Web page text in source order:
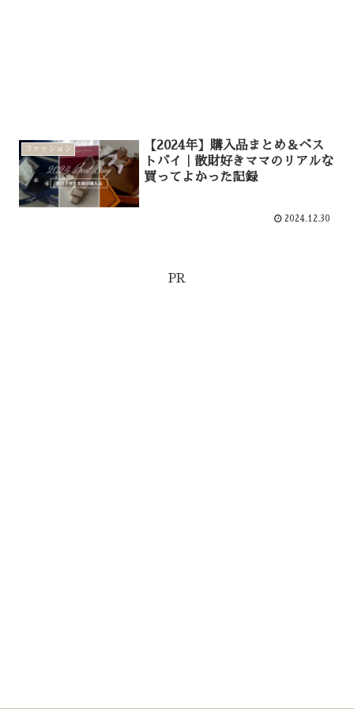
ファッション
【2024年】購入品まとめ＆ベス
トバイ｜散財好きママのリアルな
買ってよかった記録
2024.12.30
PR